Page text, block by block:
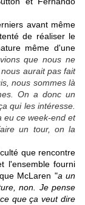
avant même
de réaliser le
même d'une
que nous ne
aurait pas fait
nous sommes là
On a donc un
qui les intéresse.
eu ce week-end et
un tour, on la
que rencontre
l'ensemble fourni
McLaren "a un
non. Je pense
que ça veut dire